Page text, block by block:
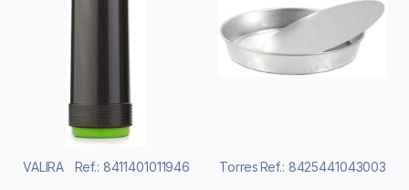
VALIRA Ref.: 8411401011946 TorresRef.: 8425441043003